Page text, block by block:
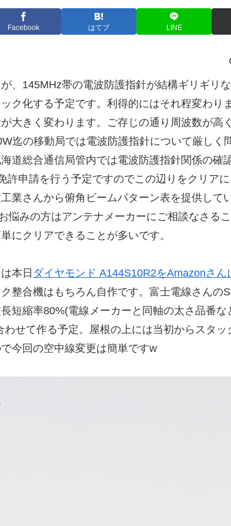
Facebook はてブ LINE
、145MHz帯の電波防護指針が結構ギリギリ
ク化する予定です。利得的にはそれ程変わり
大きく変わります。ご存じの通り周波数が高
迄の移動局では電波防護指針について厳しく
道総合通信局管内では電波防護指針関係の確
許申請を行う予定ですのでこの辺りをクリア
業さんから俯角ビームパターン表を提供して
悩みの方はアンテナメーカーにご相談なさるこ
にクリアできることが多いです。
本日 ダイヤモンド A144S10R2をAmazonさん
整合機はもちろん自作です。富士電線さんの
短縮率80%(電線メーカーと同軸の太さ品番
せて作る予定。屋根の上には当初からスタッ
今回の空中線変更は簡単ですw